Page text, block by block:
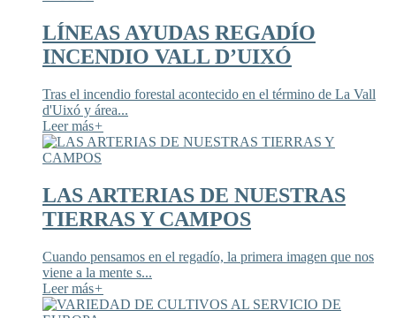
LÍNEAS AYUDAS REGADÍO
INCENDIO VALL D’UIXÓ
Tras el incendio forestal acontecido en el término de La Vall
d'Uixó y área...
Leer más+
LAS ARTERIAS DE NUESTRAS
TIERRAS Y CAMPOS
Cuando pensamos en el regadío, la primera imagen que nos
viene a la mente s...
Leer más+